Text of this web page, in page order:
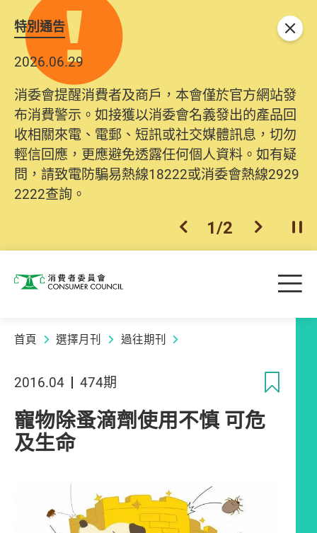
特別通告
2026.06.29
消委會提醒消費者及商戶，本會僅於官方網站發
布消費警示。如接獲以消委會名義發出的產品回
收相關來電、電郵、短訊或社交媒體訊息，切勿
輕信回應，更應避免透露任何個人資料。如有疑
問，請致電防騙易熱線18222或消委會熱線2929
2222查詢。
上一個
1/2 下一個開
關閉
消費者委員會 目
首頁 選擇月刊 過往期刊
2016.04 474期
寵物除蚤滴劑使用不慎 可危
及生命